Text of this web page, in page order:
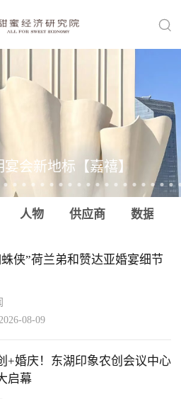

宴会新地标【嘉禧】
人物 供应商 数据
侠”荷兰弟和赞达亚婚宴细节
2026-08-09
+婚庆！东湖印象农创会议中心
启幕